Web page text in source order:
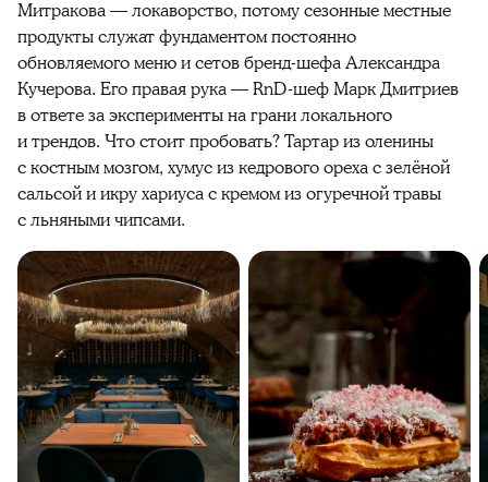
Митракова — локаворство, потому сезонные местные
продукты служат фундаментом постоянно
обновляемого меню и сетов бренд-шефа Александра
Кучерова. Его правая рука — RnD-шеф Марк Дмитриев
в ответе за эксперименты на грани локального
и трендов. Что стоит пробовать? Тартар из оленины
с костным мозгом, хумус из кедрового ореха с зелёной
сальсой и икру хариуса с кремом из огуречной травы
с льняными чипсами.